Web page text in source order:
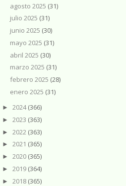
agosto 2025 (31)
julio 2025 (31)
junio 2025 (30)
mayo 2025 (31)
abril 2025 (30)
marzo 2025 (31)
febrero 2025 (28)
enero 2025 (31)
► 2024(366)
► 2023 (363)
► 2022 (363)
► 2021 (365)
► 2020 (365)
► 2019 (364)
► 2018 (365)